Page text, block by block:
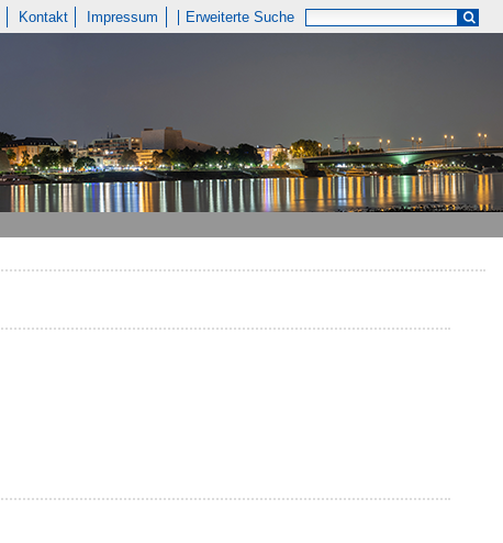
Kontakt Impressum Erweiterte Suche